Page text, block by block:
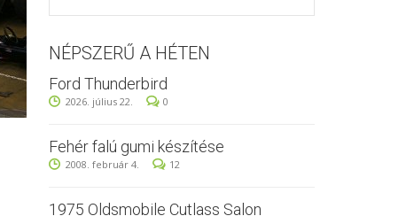
NÉPSZERŰ A HÉTEN
Ford Thunderbird
2026. július 22. 0
Fehér falú gumi készítése
2008. február 4. 12
1975 Oldsmobile Cutlass Salon